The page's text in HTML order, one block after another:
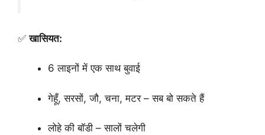
✅खासियत:
6 लाइनों में एक साथ बुवाई
गेहूँ, सरसों, जौ, चना, मटर – सब बो सकते हैं
लोहे की बॉडी – सालों चलेगी